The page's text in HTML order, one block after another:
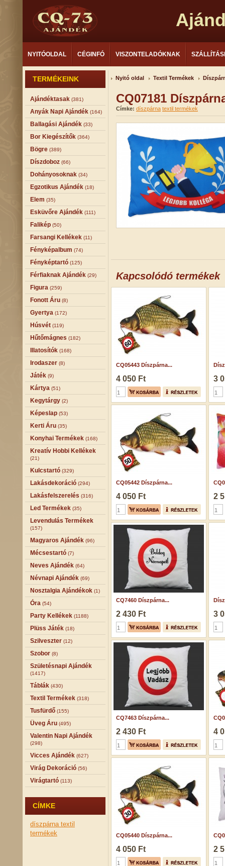
NYITÓOLDAL CÉGINFÓ VISZONTELADÓKNAK
TERMÉKEINK
Ajándéktasak (381)
Anyák Napi Ajándék (164)
Ballagási Ajándék (33)
Bor Kiegészítők (364)
Bögre (389)
Díszdoboz (66)
Dohányosoknak (34)
Egzotikus Ajándék (18)
Elem (35)
Esküvőre Ajándék (111)
Falikép (50)
Farsangi Kellékek (11)
Fényképalbum (74)
Fényképtartó (125)
Férfiaknak Ajándék (29)
Figura (259)
Fonott Áru (8)
Gyertya (172)
Húsvét (119)
Hűtőmágnes (182)
Illatosítók (168)
Irodaszer (8)
Játék (9)
Kártya (51)
Kegytárgy (2)
Képeslap (53)
Kerti Áru (35)
Konyhai Termékek (168)
Kreatív Hobbi Kellékek
(21)
Kulcstartó (329)
Lakásdekoráció (294)
Lakásfelszerelés (316)
Led Termékek (35)
Levendulás Termékek
(157)
Magyaros Ajándék (96)
Mécsestartó (7)
Neves Ajándék (64)
Névnapi Ajándék (69)
Nosztalgia Ajándékok (1)
Óra (54)
Party Kellékek (1188)
Plüss Játék (18)
Szilveszter (12)
Szobor (8)
Születésnapi Ajándék
(1417)
Táblák (430)
Textil Termékek (318)
Tusfürdő (155)
Üveg Áru (495)
Valentin Napi Ajándék
(298)
Vicces Ajándék (627)
Virág Dekoráció (56)
Virágtartó (113)
CÍMKE
díszpárna textil
termékek
Nyitó oldal Textil Termékek
CQ07181
Címke: díszpárna textil termékek
Kapcsolódó termékek
CQ05443 Díszpárna...
4 050 Ft 3
CQ05442 Díszpárna...
4 050 Ft 2
CQ7460 Díszpárna...
2 430 Ft 3
CQ7463 Díszpárna...
2 430 Ft 4
CQ05440 Díszpárna...
4 050 Ft 2